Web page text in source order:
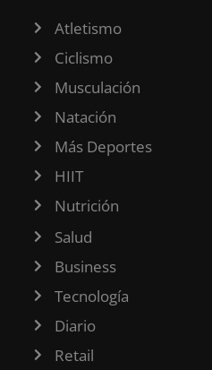
Atletismo
Ciclismo
Musculación
Natación
Más Deportes
HIIT
Nutrición
Salud
Business
Tecnología
Diario
Retail